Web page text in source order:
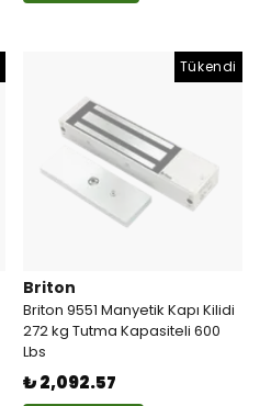
Tükendi
Briton
Briton 9551 Manyetik Kapı Kilidi
272 kg Tutma Kapasiteli 600
Lbs
₺ 2,092.57